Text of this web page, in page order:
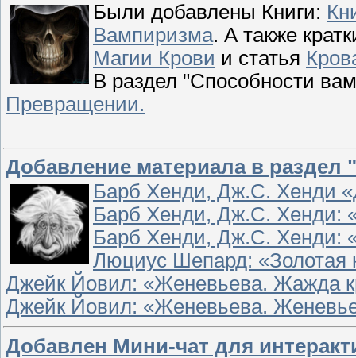
Были добавлены Книги:
Вампиризма. А также
Магии Крови и статья
В раздел "Способности
Превращении.
Добавление материала в раздел
Барб Хенди, Дж.С. Хенди
Барб Хенди, Дж.С. Хенди:
Барб Хенди, Дж.С. Хенди:
Люциус Шепард: «Золотая
Джейк Йовил: «Женевьева. Жажда
Джейк Йовил: «Женевьева.
Добавлен Мини-чат для